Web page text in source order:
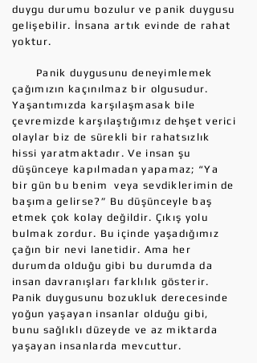
duygu durumu bozulur ve panik duygusu
gelişebilir. İnsana artık evinde de rahat
yoktur.
Panik duygusunu deneyimlemek
çağımızın kaçınılmaz bir olgusudur.
Yaşantımızda karşılaşmasak bile
çevremizde karşılaştığımız dehşet verici
olaylar biz de sürekli bir rahatsızlık
hissi yaratmaktadır. Ve insan şu
düşünceye kapılmadan yapamaz; “Ya
bir gün bu benim veya sevdiklerimin de
başıma gelirse?” Bu düşünceyle baş
etmek çok kolay değildir. Çıkış yolu
bulmak zordur. Bu içinde yaşadığımız
çağın bir nevi lanetidir. Ama her
durumda olduğu gibi bu durumda da
insan davranışları farklılık gösterir.
Panik duygusunu bozukluk derecesinde
yoğun yaşayan insanlar olduğu gibi,
bunu sağlıklı düzeyde ve az miktarda
yaşayan insanlarda mevcuttur.